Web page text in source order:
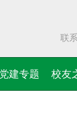
联
党建专题 校友